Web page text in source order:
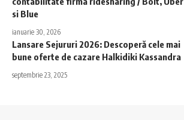
si Blue
ianuarie 30, 2026
Lansare Sejururi 2026: Descoperă cele mai
bune oferte de cazare Halkidiki Kassandra
septembrie 23, 2025